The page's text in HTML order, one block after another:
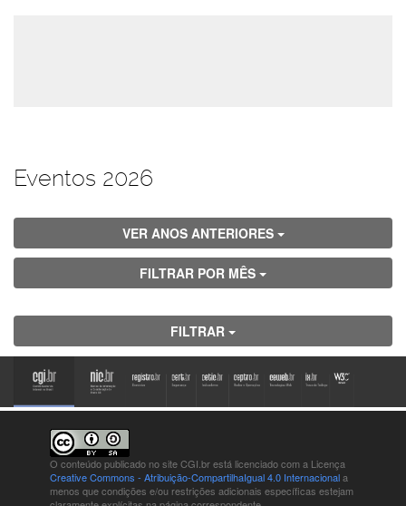
Eventos 2026
VER ANOS ANTERIORES
FILTRAR POR MÊS
FILTRAR
O conteúdo publicado no site CGI.br está licenciado com a Licença
Creative Commons - Atribuição-CompartilhaIgual 4.0 Internacionala
menos que condições e/ou restrições adicionais específicas estejam